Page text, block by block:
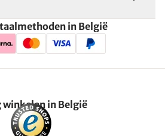
in België
winkelen in België